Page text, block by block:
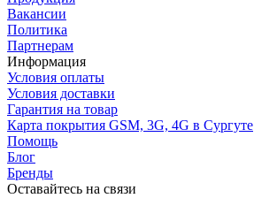
Вакансии
Политика
Партнерам
Информация
Условия оплаты
Условия доставки
Гарантия на товар
Карта покрытия GSM, 3G, 4G в Сургуте
Помощь
Блог
Бренды
Оставайтесь на связи